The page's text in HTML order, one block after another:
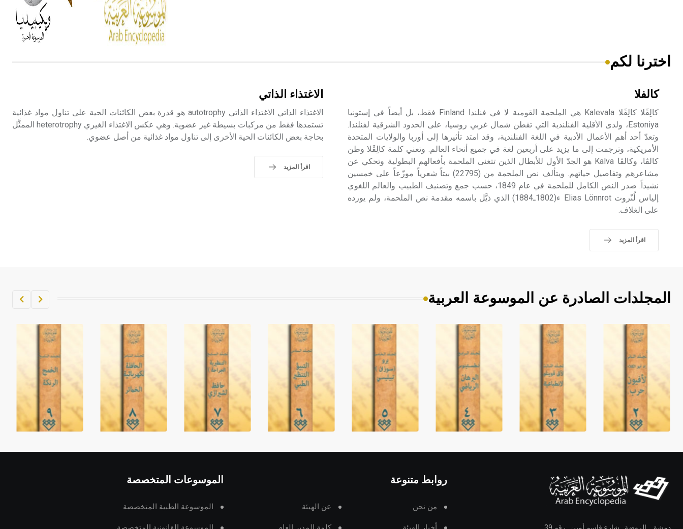
يتكون في البحر ويتركب من مادة
كربونات الكلسيوم، وهو أحمر أو شديد
الحمرة وهو أجود أنواعه، ويمتاز بكبر
الحجم ويسمى الش
الإنكليزية أب
اخترنا لكم
كالفلا
كالِڤَلا كالِڤَلا Kalevala هي الملحمة القومية لا في فنلندا Finland فقط، بل أيضاً في إستونيا
Estoniya، ولدى الأقلية الفنلندية التي تقطن شمال غربي روسيا، على الحدود الشرقية لفنلندا.
وتعدّ أحد أهم الأعمال الأدبية في اللغة الفنلندية، وقد امتد تأثيرها إلى أوربا والولايات المتحدة
الأمريكية، وترجمت إلى ما يزيد على أربعين لغة في جميع أنحاء العالم. وتعني كلمة كالِڤَلا وطن
كالڤا، وكالڤا Kalva هو الجدّ الأول للأبطال الذين تتغنى الملحمة بأفعالهم البطولية وتحكي عن
مشاعرهم وتفاصيل حياتهم. ويتألف نص الملحمة من (22795) بيتاً شعرياً موزّعاً على خمسين
نشيداً. صدر النص الكامل للملحمة في عام 1849، حسب جمع وتصنيف الطبيب والعالم اللغوي
إلياس لُنْروت Elias Lönnrot ء(1802ـ1884) الذي ذيَّل باسمه مقدمة نص الملحمة، ولم يورده
على الغلاف.
اقرأ المزيد
الاغتذاء الذاتي
الاغتذاء الذاتي الاغتذاء الذاتي autotrophy هو قدرة بعض الكائنات الحية على تناول مواد غذائية
تستمدها فقط من مركبات بسيطة غير عضوية. وهي عكس الاغتذاء الغيري heterotrophy الممثَّل
بحاجة بعض الكائنات الحية الأخرى إلى تناول مواد غذائية من أصل عضوي.
اقرأ المزيد
المجلدات الصادرة عن الموسوعة العربية
روابط متنوعة
من نحن عن الهيئة
الموسوعات المتخصصة
الموسوعة الطبية المتخصصة